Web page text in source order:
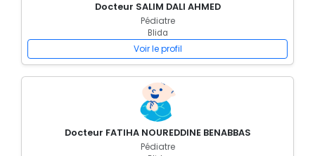
Docteur SALIM DALI AHMED
Pédiatre
Blida
Voir le profil
Docteur FATIHA NOUREDDINE BENABBAS
Pédiatre